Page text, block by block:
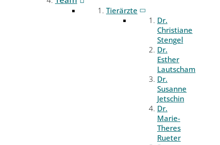
Tierärzte
Dr.
Christiane
Stengel
Dr.
Esther
Lautscham
Dr.
Susanne
Jetschin
Dr.
Marie-
Theres
Rueter